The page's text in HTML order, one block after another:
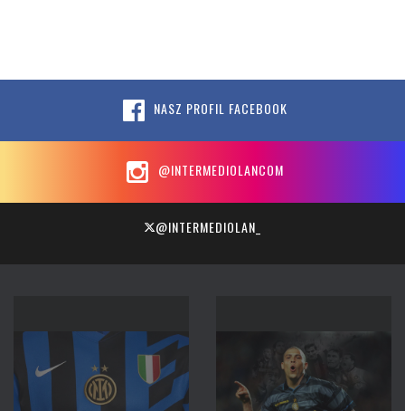
NASZ PROFIL FACEBOOK
@INTERMEDIOLANCOM
@INTERMEDIOLAN_